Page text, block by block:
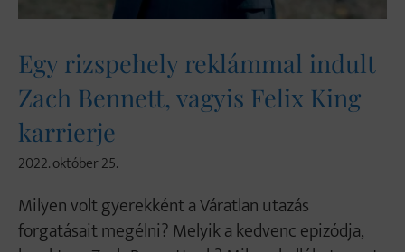
Egy rizspehely reklámmal indult
Zach Bennett, vagyis Felix King
karrierje
2022. október 25.
Milyen volt gyerekként a Váratlan utazás
forgatásait megélni? Melyik a kedvenc epizódja,